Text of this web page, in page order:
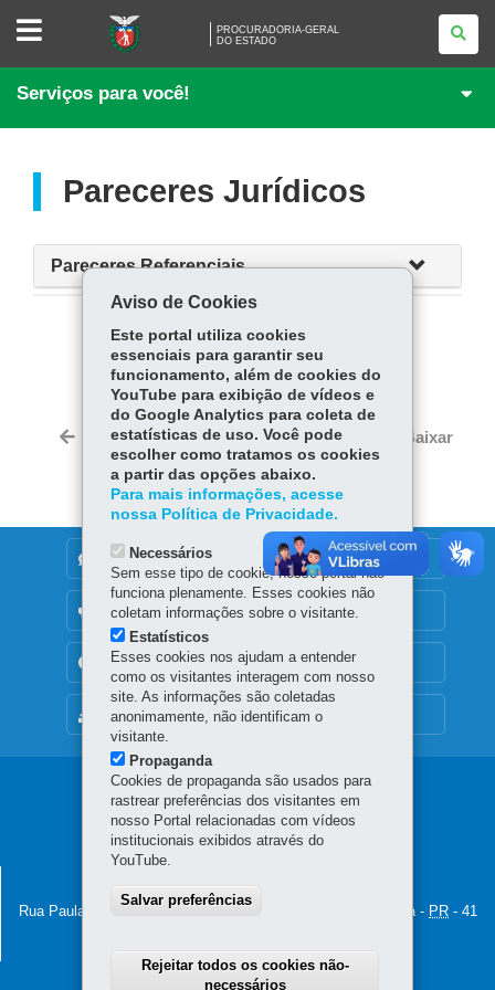
PROCURADORIA-
/>DO
ESTADO
PROCURADORIA-GERAL
DO ESTADO
Serviços para você!
Pareceres Jurídicos
Pareceres Referenciais
COMPARTILHE:
Fa
ce
bo
ok
Tw
er
W
ha
ts
Ap
Voltar Início Imprimir Baixar
MAPA DO SITE
DENUNCIE CORRUPÇÃO
OUVIDORIA
TRANSPARÊNCIA INSTITUCIONAL
Navegação
principal
Rua Paula Gomes, 145 - São Francisco Curitiba- PR - 41
Horário de atendimento: 8h30 a 12h e 13h30 a 18h
Aviso de Cookies
Este portal utiliza cookies
essenciais para garantir seu
funcionamento, além de cookies do
YouTube para exibição de vídeos e
do Google Analytics para coleta de
estatísticas de uso. Você pode
escolher como tratamos os cookies
a partir das opções abaixo.
Para mais informações, acesse
nossa Política de Privacidade.
Necessários
Sem esse tipo de cookie, nosso portal não
funciona plenamente. Esses cookies não
coletam informações sobre o visitante.
Estatísticos
Esses cookies nos ajudam a entender
como os visitantes interagem com nosso
site. As informações são coletadas
anonimamente, não identificam o
visitante.
Propaganda
Cookies de propaganda são usados para
rastrear preferências dos visitantes em
nosso Portal relacionadas com vídeos
institucionais exibidos através do
YouTube.
Salvar preferências
Rejeitar todos os cookies não-
necessários